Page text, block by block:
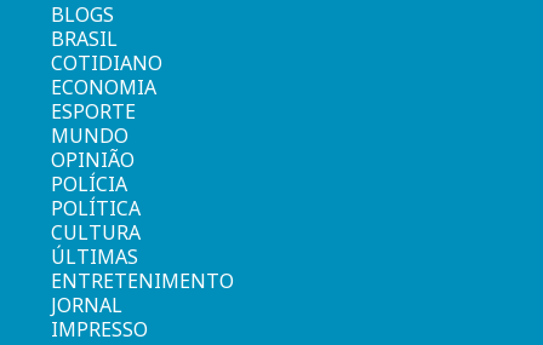
BLOGS
BRASIL
COTIDIANO
ECONOMIA
ESPORTE
MUNDO
OPINIÃO
POLÍCIA
POLÍTICA
CULTURA
ÚLTIMAS
ENTRETENIMENTO
JORNAL
IMPRESSO